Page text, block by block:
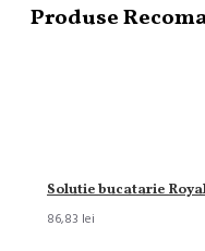
Produse
Solutie bucatarie
86,83 lei